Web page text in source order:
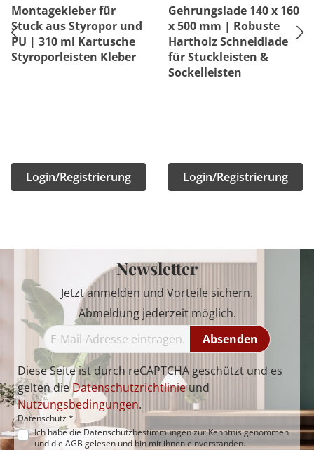
Montagekleber für
Stuck aus Styropor und
PU | 310 ml Kartusche
Styroporleisten Kleber
Login/Registrierung
Gehrungslade 140 x 160
x 500 mm | Robuste
Hartholz Schneidlade
für Stuckleisten &
Sockelleisten
Login/Registrierung
Newsletter
Jetzt anmelden und Vorteile sichern.
Abmeldung jederzeit möglich.
Absenden
Diese Seite ist durch reCAPTCHA geschützt und es
gelten dieDatenschutzrichtlinieund
Nutzungsbedingungen.
Datenschutz *
Ich habe die Datenschutzbestimmungenzur Kenntnis genommen
und die AGB gelesen und bin mit ihnen einverstanden.